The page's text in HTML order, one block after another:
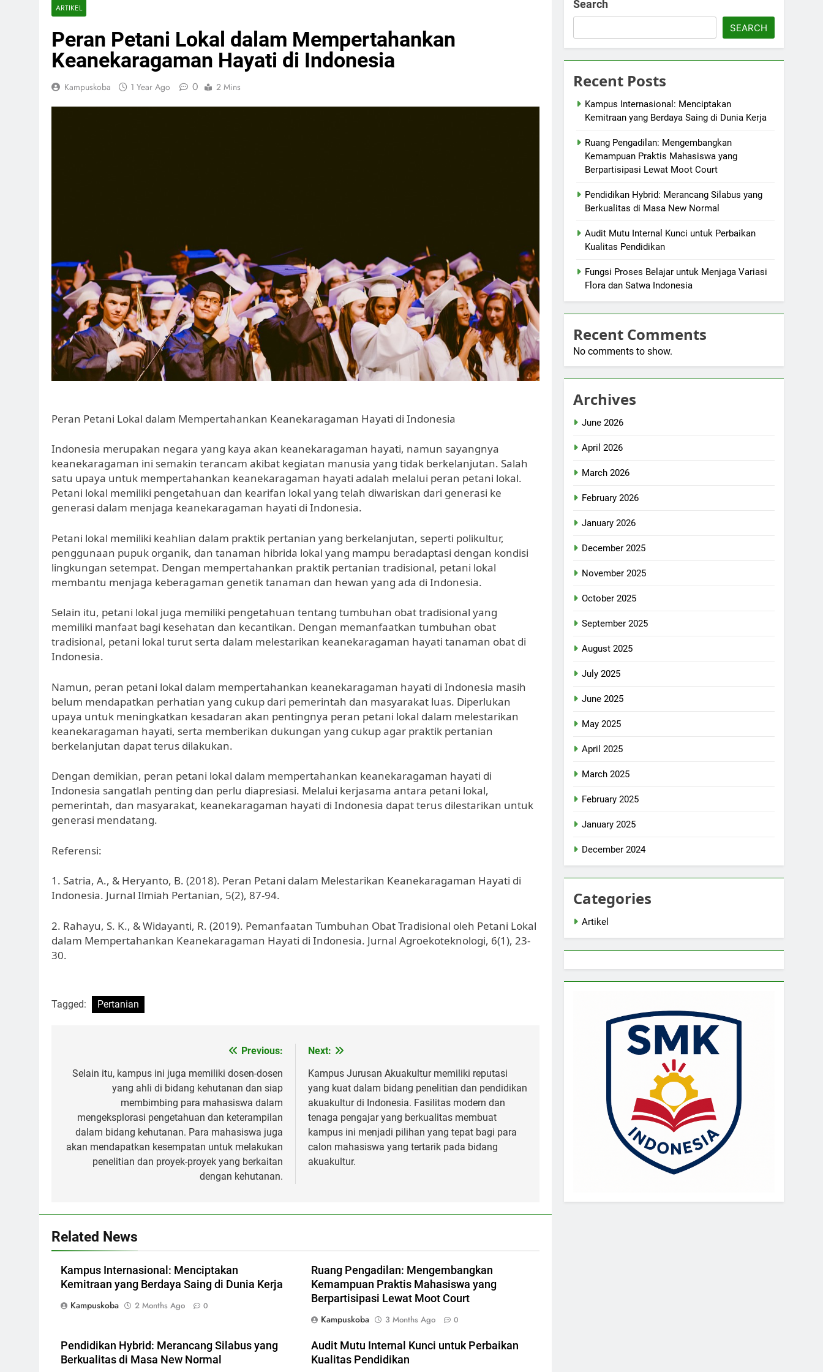
ARTIKEL
Peran Petani Lokal dalam Mempertahankan
Keanekaragaman Hayati di Indonesia
Kampuskoba 1 Year Ago 0 2 Mins
Peran Petani Lokal dalam Mempertahankan Keanekaragaman Hayati di Indonesia
Indonesia merupakan negara yang kaya akan keanekaragaman hayati, namun sayangnya
keanekaragaman ini semakin terancam akibat kegiatan manusia yang tidak berkelanjutan. Salah
satu upaya untuk mempertahankan keanekaragaman hayati adalah melalui peran petani lokal.
Petani lokal memiliki pengetahuan dan kearifan lokal yang telah diwariskan dari generasi ke
generasi dalam menjaga keanekaragaman hayati di Indonesia.
Petani lokal memiliki keahlian dalam praktik pertanian yang berkelanjutan, seperti polikultur,
penggunaan pupuk organik, dan tanaman hibrida lokal yang mampu beradaptasi dengan kondisi
lingkungan setempat. Dengan mempertahankan praktik pertanian tradisional, petani lokal
membantu menjaga keberagaman genetik tanaman dan hewan yang ada di Indonesia.
Selain itu, petani lokal juga memiliki pengetahuan tentang tumbuhan obat tradisional yang
memiliki manfaat bagi kesehatan dan kecantikan. Dengan memanfaatkan tumbuhan obat
tradisional, petani lokal turut serta dalam melestarikan keanekaragaman hayati tanaman obat di
Indonesia.
Namun, peran petani lokal dalam mempertahankan keanekaragaman hayati di Indonesia masih
belum mendapatkan perhatian yang cukup dari pemerintah dan masyarakat luas. Diperlukan
upaya untuk meningkatkan kesadaran akan pentingnya peran petani lokal dalam melestarikan
keanekaragaman hayati, serta memberikan dukungan yang cukup agar praktik pertanian
berkelanjutan dapat terus dilakukan.
Dengan demikian, peran petani lokal dalam mempertahankan keanekaragaman hayati di
Indonesia sangatlah penting dan perlu diapresiasi. Melalui kerjasama antara petani lokal,
pemerintah, dan masyarakat, keanekaragaman hayati di Indonesia dapat terus dilestarikan untuk
generasi mendatang.
Referensi:
1. Satria, A., & Heryanto, B. (2018). Peran Petani dalam Melestarikan Keanekaragaman Hayati di
Indonesia. Jurnal Ilmiah Pertanian, 5(2), 87-94.
2. Rahayu, S. K., & Widayanti, R. (2019). Pemanfaatan Tumbuhan Obat Tradisional oleh Petani Lokal
dalam Mempertahankan Keanekaragaman Hayati di Indonesia. Jurnal Agroekoteknologi, 6(1), 23-
30.
Tagged: Pertanian
navigation
Previous:
Selain itu, kampus ini juga memiliki dosen-dosen
yang ahli di bidang kehutanan dan siap
membimbing para mahasiswa dalam
mengeksplorasi pengetahuan dan keterampilan
dalam bidang kehutanan. Para mahasiswa juga
akan mendapatkan kesempatan untuk melakukan
penelitian dan proyek-proyek yang berkaitan
dengan kehutanan.
Next:
Kampus Jurusan Akuakultur memiliki reputasi
yang kuat dalam bidang penelitian dan pendidikan
akuakultur di Indonesia. Fasilitas modern dan
tenaga pengajar yang berkualitas membuat
kampus ini menjadi pilihan yang tepat bagi para
calon mahasiswa yang tertarik pada bidang
akuakultur.
Related News
Kampus Internasional: Menciptakan
Kemitraan yang Berdaya Saing di Dunia Kerja
Kampuskoba
2 Months Ago 0
Ruang Pengadilan: Mengembangkan
Kemampuan Praktis Mahasiswa yang
Berpartisipasi Lewat Moot Court
Kampuskoba
3 Months Ago 0
Pendidikan Hybrid: Merancang Silabus yang
Berkualitas di Masa New Normal
Audit Mutu Internal Kunci untuk Perbaikan
Kualitas Pendidikan
Search
SEARCH
Recent Posts
Kampus Internasional: Menciptakan
Kemitraan yang Berdaya Saing di Dunia Kerja
Ruang Pengadilan: Mengembangkan
Kemampuan Praktis Mahasiswa yang
Berpartisipasi Lewat Moot Court
Pendidikan Hybrid: Merancang Silabus yang
Berkualitas di Masa New Normal
Audit Mutu Internal Kunci untuk Perbaikan
Kualitas Pendidikan
Fungsi Proses Belajar untuk Menjaga Variasi
Flora dan Satwa Indonesia
Recent Comments
No comments to show.
Archives
June 2026
April 2026
March 2026
February 2026
January 2026
December 2025
November 2025
October 2025
September 2025
August 2025
July 2025
June 2025
May 2025
April 2025
March 2025
February 2025
January 2025
December 2024
Categories
Artikel